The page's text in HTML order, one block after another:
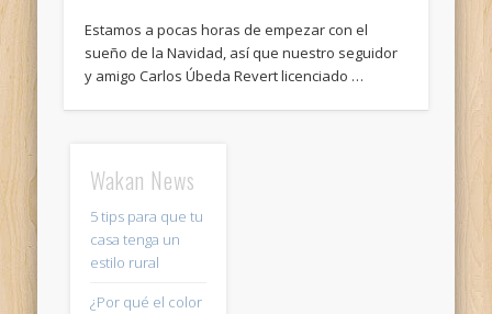
Estamos a pocas horas de empezar con el
sueño de la Navidad, así que nuestro seguidor
y amigo Carlos Úbeda Revert licenciado …
Wakan News
5 tips para que tu
casa tenga un
estilo rural
¿Por qué el color